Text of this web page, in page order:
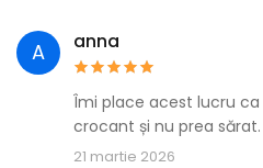
A anna
Îmi place acest lucru ca
crocant și nu prea sărat.
21 martie 2026